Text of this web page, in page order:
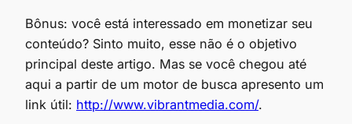
Bônus: você está interessado em monetizar seu
conteúdo? Sinto muito, esse não é o objetivo
principal deste artigo. Mas se você chegou até
aqui a partir de um motor de busca apresento um
link útil: http://www.vibrantmedia.com/.